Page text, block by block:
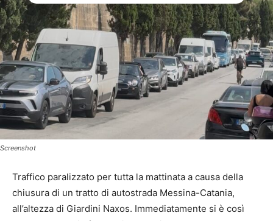
Screenshot
Traffico paralizzato per tutta la mattinata a causa della
chiusura di un tratto di autostrada Messina-Catania,
all’altezza di Giardini Naxos. Immediatamente si è così